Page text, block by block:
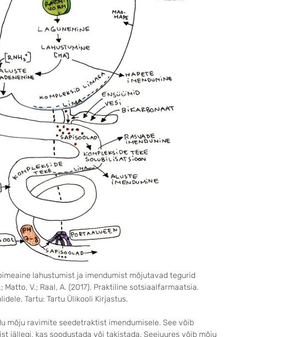
lahustumist ja imendumist mõjutavad tegurid
Matto, V.; Raal, A. (2017). Praktiline sotsiaalfarmaatsia.
Tartu: Tartu Ülikooli Kirjastus.
mõju ravimite seedetraktist imendumisele. See võib
jällegi, kas soodustada või takistada. Seejuures võib mõju